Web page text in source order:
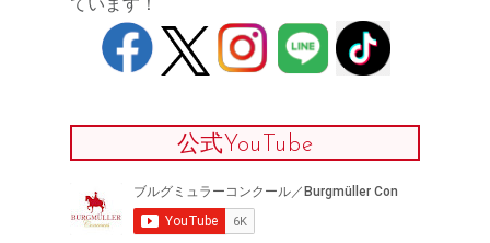
公式YouTube